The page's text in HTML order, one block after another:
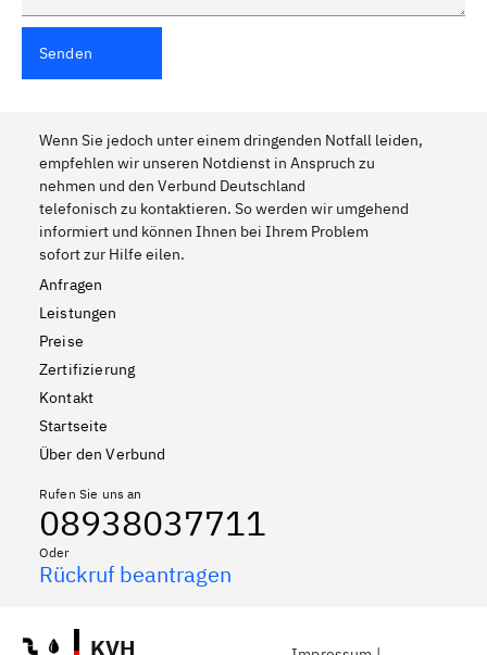
Senden
Wenn Sie jedoch unter einem dringenden Notfall leiden,
empfehlen wir unseren Notdienst in Anspruch zu
nehmen und den Verbund Deutschland
telefonisch zu kontaktieren. So werden wir umgehend
informiert und können Ihnen bei Ihrem Problem
sofort zur Hilfe eilen.
Anfragen
Leistungen
Preise
Zertifizierung
Kontakt
Startseite
Über den Verbund
Rufen Sie uns an
08938037711
Oder
Rückruf beantragen
KVH